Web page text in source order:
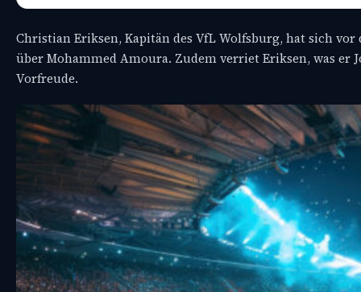
Christian Eriksen, Kapitän des VfL Wolfsburg, hat sich
über Mohammed Amoura. Zudem verriet Eriksen, was er
Vorfreude.